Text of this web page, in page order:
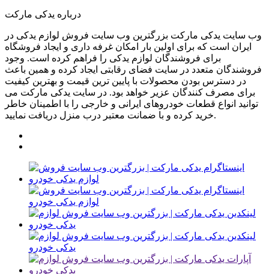
درباره یدکی مارکت
وب سایت یدکی مارکت بزرگترین وب سایت فروش لوازم یدکی در
ایران است که برای اولین بار امکان غرفه داری و ایجاد فروشگاه
برای فروشندگان لوازم یدکی را فراهم کرده است. وجود
فروشندگان متعدد در سایت فضای رقابتی ایجاد کرده و همین باعث
در دسترس بودن محصولات با پایین ترین قیمت و بهترین کیفیت
برای مصرف کنندگان عزیر خواهد بود. در سایت یدکی مارکت می
توانید انواع قطعات خودروهای ایرانی و خارجی را با اطمینان خاطر
خرید کرده و با ضمانت معتبر درب منزل دریافت نمایید.